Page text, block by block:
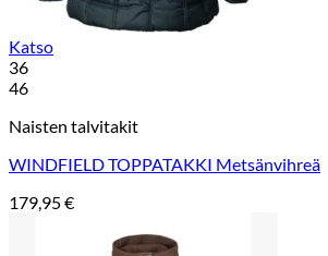
Katso
36
46
Naisten talvitakit
WINDFIELD TOPPATAKKI Metsänvihreä
179,95€